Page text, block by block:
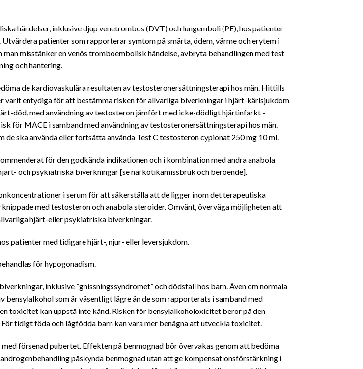
händelser, inklusive djup venetrombos (DVT) och lungemboli (PE), hos patienter
patienter som rapporterar symtom på smärta, ödem, värme och erytem i
misstänker en venös tromboembolisk händelse, avbryta behandlingen med test
och hantering.
de kardiovaskulära resultaten av testosteronersättningsterapi hos män. Hittills
varit entydiga för att bestämma risken för allvarliga biverkningar i hjärt-kärlsjukdom
död, med användning av testosteron jämfört med icke-dödligt hjärtinfarkt -
för MACE i samband med användning av testosteronersättningsterapi hos män.
ska använda eller fortsätta använda Test C testosteron cypionat 250 mg 10 ml.
för den godkända indikationen och i kombination med andra anabola
och psykiatriska biverkningar [se narkotikamissbruk och beroende].
i serum för att säkerställa att de ligger inom det terapeutiska
med testosteron och anabola steroider. Omvänt, överväga möjligheten att
hjärt-eller psykiatriska biverkningar.
patienter med tidigare hjärt-, njur- eller leversjukdom.
för hypogonadism.
inklusive ”gnissningssyndromet” och dödsfall hos barn. Även om normala
som är väsentligt lägre än de som rapporterats i samband med
toxicitet kan uppstå inte känd. Risken för bensylalkoholoxicitet beror på den
tidigt föda och lågfödda barn kan vara mer benägna att utveckla toxicitet.
försenad pubertet. Effekten på benmognad bör övervakas genom att bedöma
påskynda benmognad utan att ge kompensationsförstärkning i